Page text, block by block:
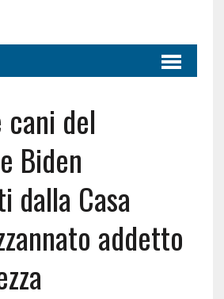
cani del
Biden
dalla Casa
addetto